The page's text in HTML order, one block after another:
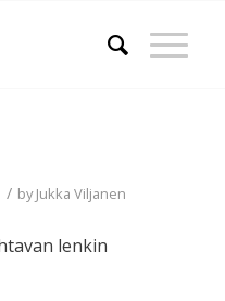
/ byJukka Viljanen
lenkin